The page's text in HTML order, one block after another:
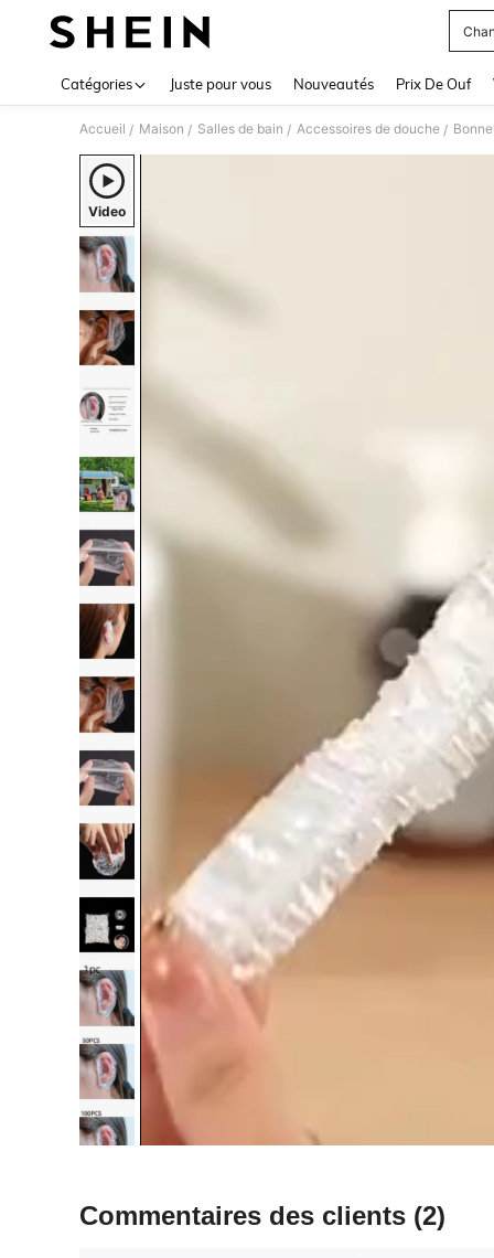
Catégories Juste pour vous Nouveautés Prix De Ouf
Accueil / Maison / Salles de bain / Accessoires de douche /
Video
Commentaires des clients (2)